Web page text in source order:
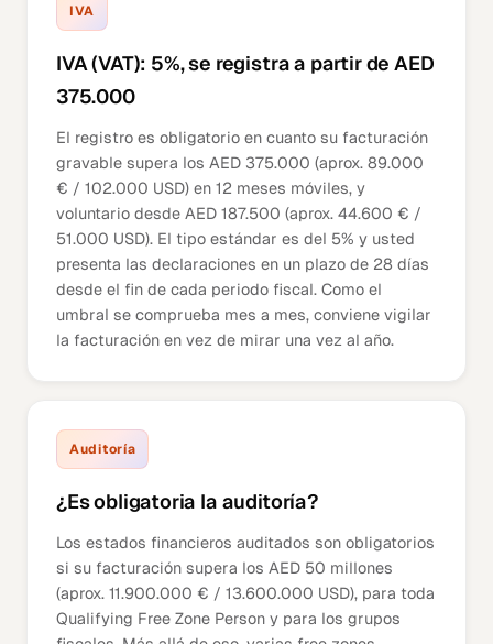
IVA
IVA (VAT): 5%, se registra a partir de AED
375.000
El registro es obligatorio en cuanto su facturación
gravable supera los AED 375.000 (aprox. 89.000
€ / 102.000 USD) en 12 meses móviles, y
voluntario desde AED 187.500 (aprox. 44.600 € /
51.000 USD). El tipo estándar es del 5% y usted
presenta las declaraciones en un plazo de 28 días
desde el fin de cada periodo fiscal. Como el
umbral se comprueba mes a mes, conviene vigilar
la facturación en vez de mirar una vez al año.
Auditoría
¿Es obligatoria la auditoría?
Los estados financieros auditados son obligatorios
si su facturación supera los AED 50 millones
(aprox. 11.900.000 € / 13.600.000 USD), para toda
Qualifying Free Zone Person y para los grupos